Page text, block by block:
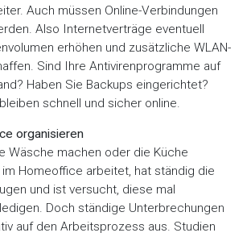
Auch müssen Online-Verbindungen
Also Internetverträge eventuell
erhöhen und zusätzliche WLAN-
Sind Ihre Antivirenprogramme auf
Haben Sie Backups eingerichtet?
schnell und sicher online.
organisieren
Wäsche machen oder die Küche
Homeoffice arbeitet, hat ständig die
und ist versucht, diese mal
Doch ständige Unterbrechungen
auf den Arbeitsprozess aus. Studien